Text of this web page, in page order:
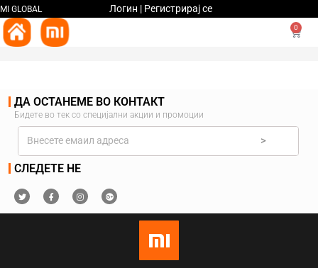
MI GLOBAL Логин | Регистрирај се
0
ДА ОСТАНЕМЕ ВО КОНТАКТ
Бидете во тек со специјални акции и промоции
>
СЛЕДЕТЕ НЕ